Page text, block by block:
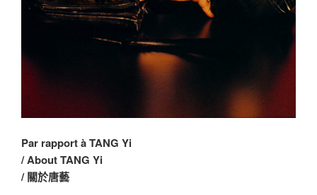
Par rapport à TANG Yi
/ About TANG Yi
/ 關於唐藝